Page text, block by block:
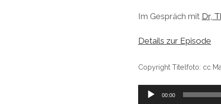
Im Gespräch mit Dr,
Details zur Episode
Copyright Titelfoto: cc
Audio-
00:00